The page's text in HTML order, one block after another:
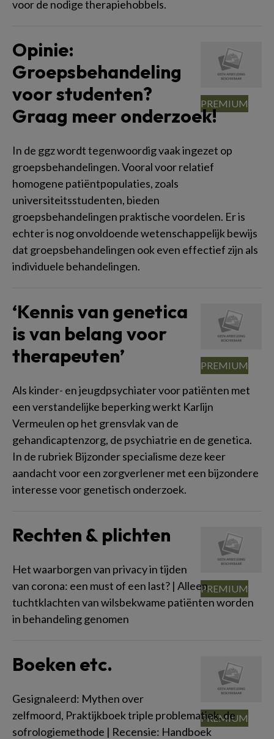
voor de nodige therapiehobbels.
Opinie:
Groepsbehandeling
voor studenten?
Graag meer onderzoek!
In de ggz wordt tegenwoordig vaak ingezet op
groepsbehandelingen. Vooral voor relatief
homogene patiëntpopulaties, zoals
universiteitsstudenten, bieden
groepsbehandelingen praktische voordelen. Er is
echter is nog onvoldoende wetenschappelijk bewijs
dat groepsbehandelingen ook even effectief zijn als
individuele behandelingen.
‘Kennis van genetica
is van belang voor
therapeuten’
Als kinder- en jeugdpsychiater voor patiënten met
een verstandelijke beperking werkt Karlijn
Vermeulen op het grensvlak van de
gehandicaptenzorg, de psychiatrie en de genetica.
In de rubriek Bijzonder specialisme deze keer
aandacht voor een zorgverlener met een bijzondere
interesse voor genetisch onderzoek.
Rechten & plichten
Het waarborgen van privacy in tijden
van corona: een must of een last? | Alleen
tuchtklachten van wilsbekwame patiënten worden
in behandeling genomen
Boeken etc.
Gesignaleerd: Mythen over
zelfmoord, Praktijkboek triple problematiek, de
sofrologiemethode | Recensie: Handboek